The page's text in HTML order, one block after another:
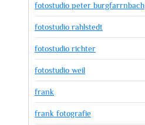
fotostudio peter burgfarrnbach
fotostudio rahlstedt
fotostudio richter
fotostudio weil
frank
frank fotografie